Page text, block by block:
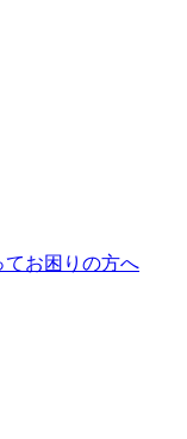
お困りの方へ